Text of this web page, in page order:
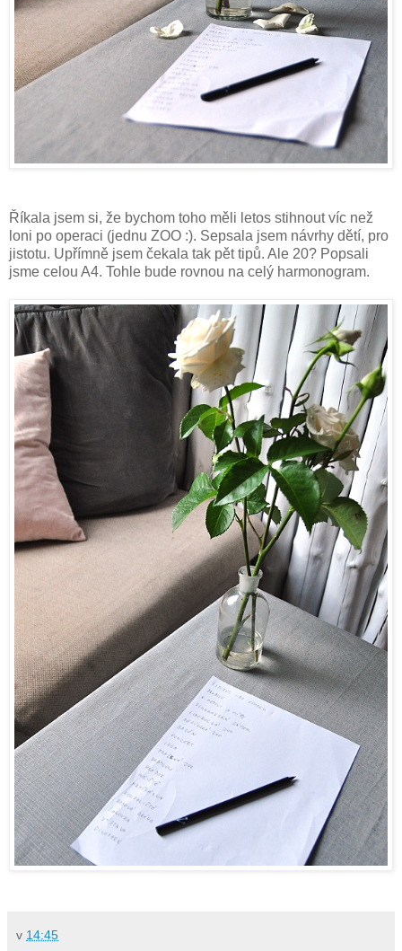
Říkala jsem si, že bychom toho měli letos stihnout víc než
loni po operaci (jednu ZOO :). Sepsala jsem návrhy dětí, pro
jistotu. Upřímně jsem čekala tak pět tipů. Ale 20? Popsali
jsme celou A4. Tohle bude rovnou na celý harmonogram.
v 14:45